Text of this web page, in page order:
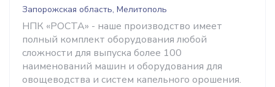
Запорожская область, Мелитополь
НПК «РОСТА» - наше производство имеет
полный комплект оборудования любой
сложности для выпуска более 100
наименований машин и оборудования для
овощеводства и систем капельного орошения.